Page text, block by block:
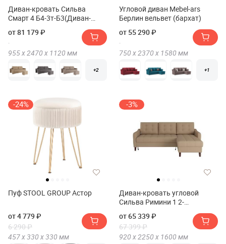
Диван-кровать Сильва
Смарт 4 Б4-3т-Б3(Диван-
кровать Сильва SMART 4 Б4-
3т-Б3)
от 81 179 ₽
955 х2470 х 1120 мм
+2
Угловой диван Mebel-ars
Берлин вельвет (бархат)
от 55 290 ₽
750 х2370 х 1580 мм
+1
-24%
Пуф STOOL GROUP Астор
от 4 779 ₽
6 290 ₽
457 х330 х330 мм
-3%
Диван-кровать угловой
Сильва Римини 1 2-
от 65 339 ₽
67 399 ₽
920 х 2250 х 1600 мм